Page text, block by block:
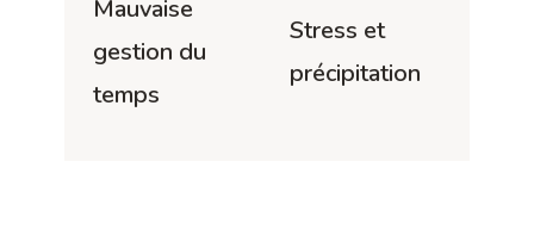
Mauvaise
gestion du
temps
Stress et
précipitation